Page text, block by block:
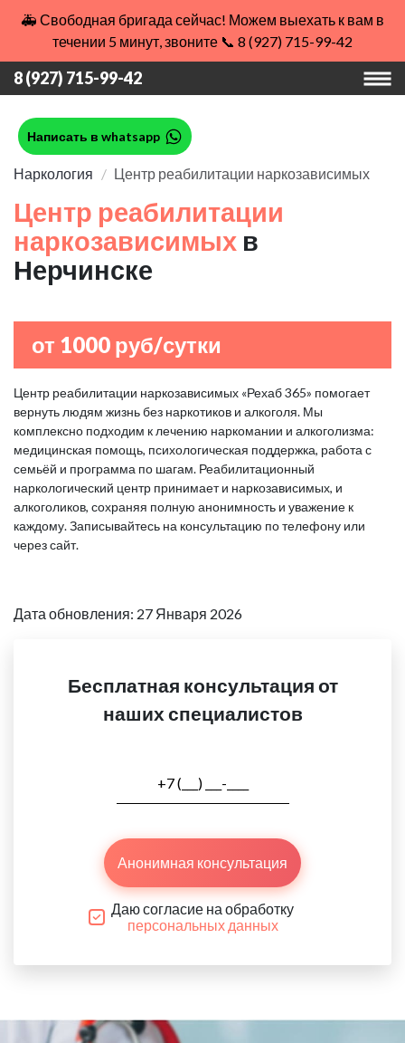
🚑 Свободная бригада сейчас! Можем выехать к вам в
течении 5 минут, звоните 📞 8 (927) 715-99-42
8 (927) 715-99-42
Написать в whatsapp
Наркология Центр реабилитации наркозависимых
Центр реабилитации
наркозависимых в
Нерчинске
от 1000 руб/сутки
Центр реабилитации наркозависимых «Рехаб 365» помогает
вернуть людям жизнь без наркотиков и алкоголя. Мы
комплексно подходим к лечению наркомании и алкоголизма:
медицинская помощь, психологическая поддержка, работа с
семьёй и программа по шагам. Реабилитационный
наркологический центр принимает и наркозависимых, и
алкоголиков, сохраняя полную анонимность и уважение к
каждому. Записывайтесь на консультацию по телефону или
через сайт.
Дата обновления: 27 Января 2026
Бесплатная консультация от
наших специалистов
Анонимная консультация
Даю согласие на обработку
персональных данных